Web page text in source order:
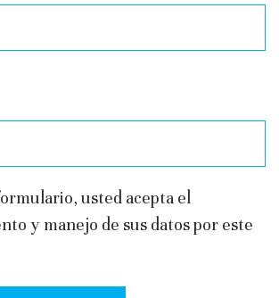
usted acepta el
y manejo de sus datos por este